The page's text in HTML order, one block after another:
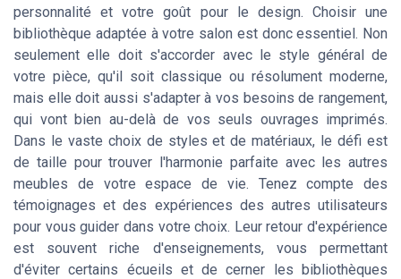
personnalité et votre goût pour le design. Choisir une
bibliothèque adaptée à votre salon est donc essentiel. Non
seulement elle doit s'accorder avec le style général de
votre pièce, qu'il soit classique ou résolument moderne,
mais elle doit aussi s'adapter à vos besoins de rangement,
qui vont bien au-delà de vos seuls ouvrages imprimés.
Dans le vaste choix de styles et de matériaux, le défi est
de taille pour trouver l'harmonie parfaite avec les autres
meubles de votre espace de vie. Tenez compte des
témoignages et des expériences des autres utilisateurs
pour vous guider dans votre choix. Leur retour d'expérience
est souvent riche d'enseignements, vous permettant
d'éviter certains écueils et de cerner les bibliothèques